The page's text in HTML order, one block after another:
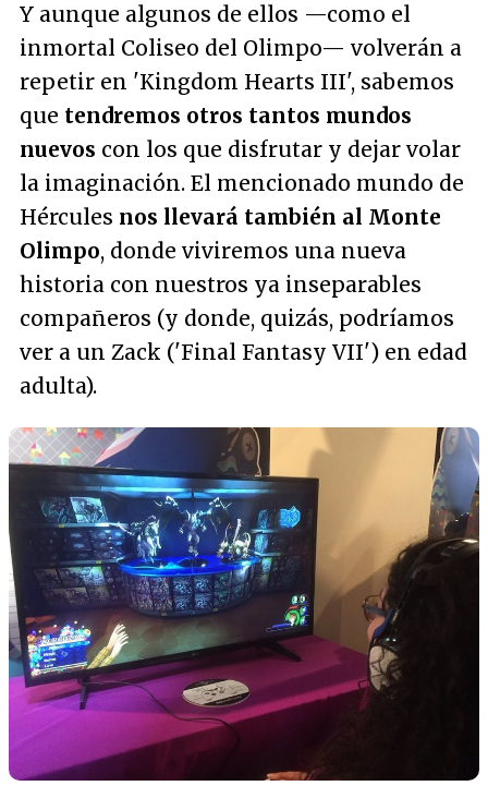
Y aunque algunos de ellos —como el
inmortal Coliseo del Olimpo— volverán a
repetir en 'Kingdom Hearts III', sabemos
que tendremos otros tantos mundos
nuevos con los que disfrutar y dejar volar
la imaginación. El mencionado mundo de
Hércules nos llevará también al Monte
Olimpo, donde viviremos una nueva
historia con nuestros ya inseparables
compañeros (y donde, quizás, podríamos
ver a un Zack ('Final Fantasy VII') en edad
adulta).